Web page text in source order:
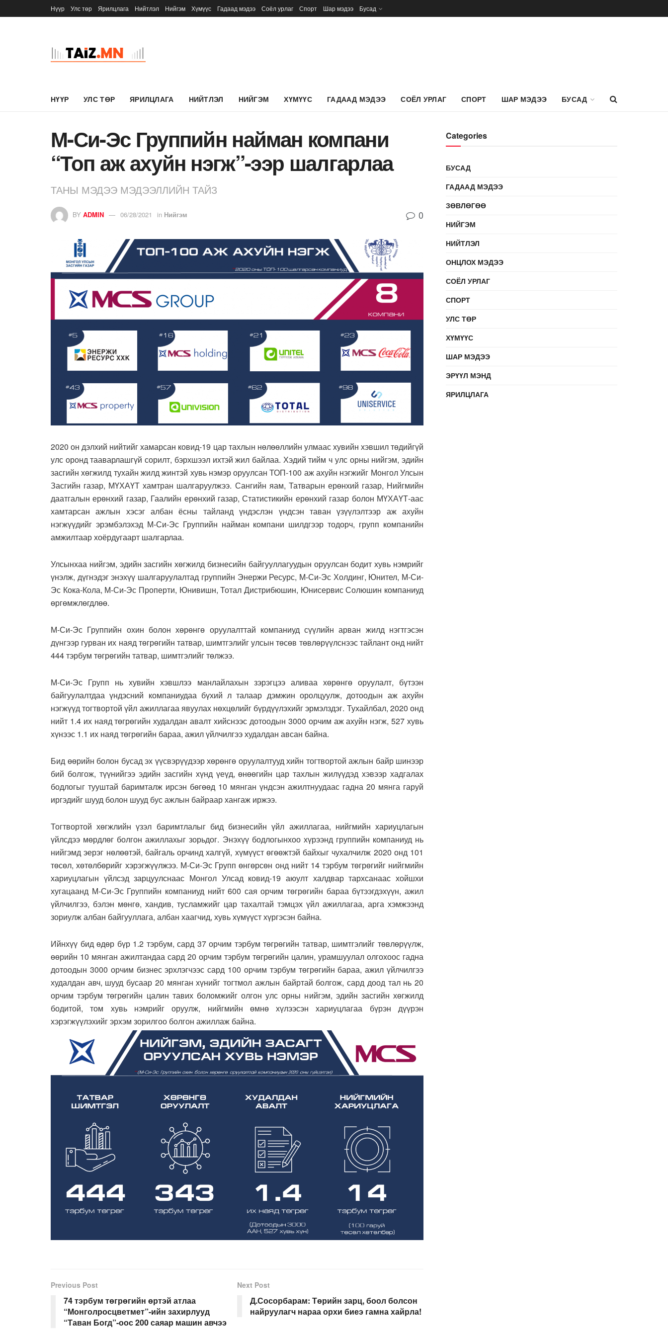
Нүүр Улс төр Ярилцлага Нийтлэл Нийгэм Хүмүүс Гадаад мэдээ Соёл урлаг Спорт Шар мэдээ Бусад
НҮҮР УЛС ТӨР ЯРИЛЦЛАГА НИЙТЛЭЛ НИЙГЭМ ХҮМҮҮС ГАДААД МЭДЭЭ СОЁЛ УРЛАГ СПОРТ ШАР МЭДЭЭ БУСАД
М-Си-Эс Группийн найман компани
“Топ аж ахуйн нэгж”-ээр шалгарлаа
ТАНЫ МЭДЭЭ МЭДЭЭЛЛИЙН ТАЙЗ
BY ADMIN 06/28/2021 in Нийгэм 0
2020 он дэлхий нийтийг хамарсан ковид-19 цар тахлын нөлөөллийн улмаас хувийн хэвшил төдийгүй
улс оронд тааварлашгүй сорилт, бэрхшээл ихтэй жил байлаа. Хэдий тийм ч улс орны нийгэм, эдийн
засгийн хөгжилд тухайн жилд жинтэй хувь нэмэр оруулсан ТОП-100 аж ахуйн нэгжийг Монгол Улсын
Засгийн газар, МҮХАҮТ хамтран шалгаруулжээ. Сангийн яам, Татварын ерөнхий газар, Нийгмийн
даатгалын ерөнхий газар, Гаалийн ерөнхий газар, Статистикийн ерөнхий газар болон МҮХАҮТ-аас
хамтарсан ажлын хэсэг албан ёсны тайланд үндэслэн үндсэн таван үзүүлэлтээр аж ахуйн
нэгжүүдийг эрэмбэлэхэд М-Си-Эс Группийн найман компани шилдгээр тодорч, групп компанийн
амжилтаар хоёрдугаарт шалгарлаа.
Улсынхаа нийгэм, эдийн засгийн хөгжилд бизнесийн байгууллагуудын оруулсан бодит хувь нэмрийг
үнэлж, дүгнэдэг энэхүү шалгаруулалтад группийн Энержи Ресурс, М-Си-Эс Холдинг, Юнител, М-Си-
Эс Кока-Кола, М-Си-Эс Проперти, Юнивишн, Тотал Дистрибюшин, Юнисервис Солюшин компаниуд
өргөмжлөгдлөө.
М-Си-Эс Группийн охин болон хөрөнгө оруулалттай компаниуд сүүлийн арван жилд нэгтгэсэн
дүнгээр гурван их наяд төгрөгийн татвар, шимтгэлийг улсын төсөв төвлөрүүлснээс тайлант онд нийт
444 тэрбум төгрөгийн татвар, шимтгэлийг төлжээ.
М-Си-Эс Групп нь хувийн хэвшлээ манлайлахын зэрэгцээ аливаа хөрөнгө оруулалт, бүтээн
байгуулалтдаа үндэсний компаниудаа бүхий л талаар дэмжин оролцуулж, дотоодын аж ахуйн
нэгжүүд тогтвортой үйл ажиллагаа явуулах нөхцөлийг бүрдүүлэхийг эрмэлздэг. Тухайлбал, 2020 онд
нийт 1.4 их наяд төгрөгийн худалдан авалт хийснээс дотоодын 3000 орчим аж ахуйн нэгж, 527 хувь
хүнээс 1.1 их наяд төгрөгийн бараа, ажил үйлчилгээ худалдан авсан байна.
Бид өөрийн болон бусад эх үүсвэрүүдээр хөрөнгө оруулалтууд хийн тогтвортой ажлын байр шинээр
бий болгож, түүнийгээ эдийн засгийн хүнд үеүд, өнөөгийн цар тахлын жилүүдэд хэвээр хадгалах
бодлогыг тууштай баримталж ирсэн бөгөөд 10 мянган үндсэн ажилтнуудаас гадна 20 мянга гаруй
иргэдийг шууд болон шууд бус ажлын байраар хангаж иржээ.
Тогтвортой хөгжлийн үзэл баримтлалыг бид бизнесийн үйл ажиллагаа, нийгмийн хариуцлагын
үйлсдээ мөрдлөг болгон ажиллахыг зорьдог. Энэхүү бодлогынхоо хүрээнд группийн компаниуд нь
нийгэмд эерэг нөлөөтэй, байгаль орчинд халгүй, хүмүүст өгөөжтэй байхыг чухалчилж 2020 онд 101
төсөл, хөтөлбөрийг хэрэгжүүлжээ. М-Си-Эс Групп өнгөрсөн онд нийт 14 тэрбум төгрөгийг нийгмийн
хариуцлагын үйлсэд зарцуулснаас Монгол Улсад ковид-19 аюулт халдвар тархсанаас хойшхи
хугацаанд М-Си-Эс Группийн компаниуд нийт 600 сая орчим төгрөгийн бараа бүтээгдэхүүн, ажил
үйлчилгээ, бэлэн мөнгө, хандив, тусламжийг цар тахалтай тэмцэх үйл ажиллагаа, арга хэмжээнд
зориулж албан байгууллага, албан хаагчид, хувь хүмүүст хүргэсэн байна.
Ийнхүү бид өдөр бүр 1.2 тэрбум, сард 37 орчим тэрбум төгрөгийн татвар, шимтгэлийг төвлөрүүлж,
өөрийн 10 мянган ажилтандаа сард 20 орчим тэрбум төгрөгийн цалин, урамшуулал олгохоос гадна
дотоодын 3000 орчим бизнес эрхлэгчээс сард 100 орчим тэрбум төгрөгийн бараа, ажил үйлчилгээ
худалдан авч, шууд бусаар 20 мянган хүнийг тогтмол ажлын байртай болгож, сард доод тал нь 20
орчим тэрбум төгрөгийн цалин тавих боломжийг олгон улс орны нийгэм, эдийн засгийн хөгжилд
бодитой, том хувь нэмрийг оруулж, нийгмийн өмнө хүлээсэн хариуцлагаа бүрэн дүүрэн
хэрэгжүүлэхийг эрхэм зорилгоо болгон ажиллаж байна.
Previous Post
74 тэрбум төгрөгийн өртэй атлаа
“Монголросцветмет”-ийн захирлууд
“Таван Богд”-оос 200 саяар машин авчээ
Next Post
Д.Сосорбарам: Төрийн зарц, боол болсон
найруулагч нараа орхи биеэ гамна хайрла!
Categories
БУСАД
ГАДААД МЭДЭЭ
ЗӨВЛӨГӨӨ
НИЙГЭМ
НИЙТЛЭЛ
ОНЦЛОХ МЭДЭЭ
СОЁЛ УРЛАГ
СПОРТ
УЛС ТӨР
ХҮМҮҮС
ШАР МЭДЭЭ
ЭРҮҮЛ МЭНД
ЯРИЛЦЛАГА